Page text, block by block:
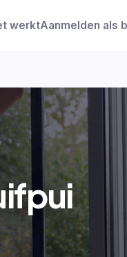
werktAanmelden als